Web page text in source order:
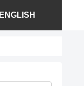
ENGLISH